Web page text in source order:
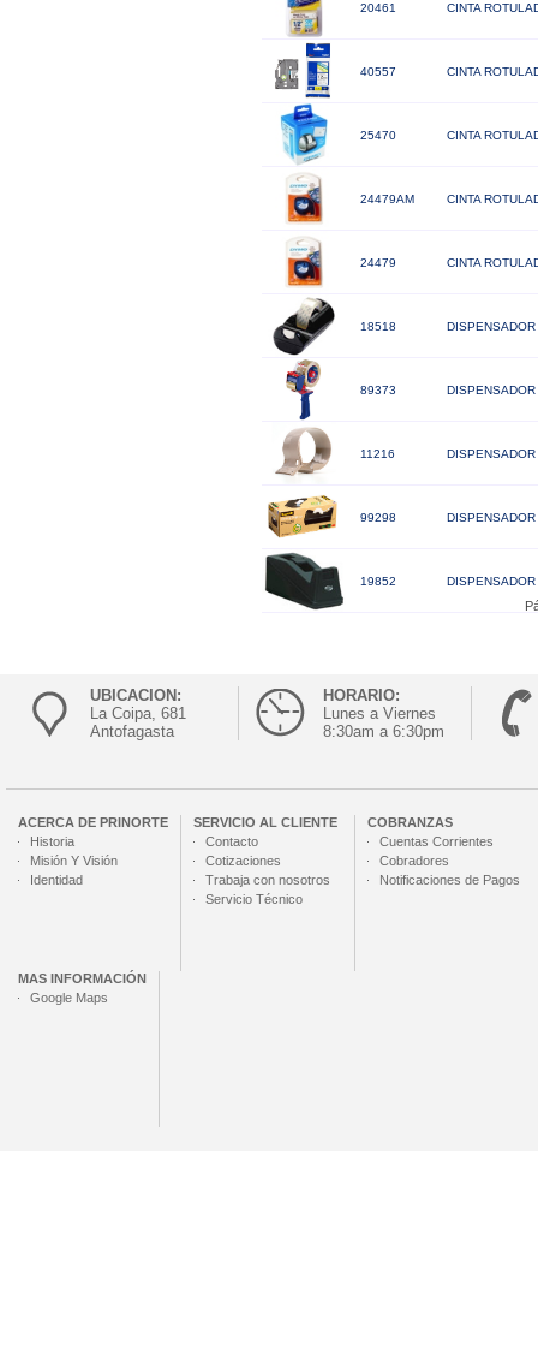
20461 CINTA
40557 CINTA
25470 CINTA
24479AM CINTA
24479 CINTA
18518
89373
11216
99298
19852
UBICACION:
La Coipa, 681
Antofagasta
HORARIO:
Lunes a Viernes
8:30am a 6:30pm
ACERCA DE PRINORTE
Historia
Misión Y Visión
Identidad
SERVICIO AL CLIENTE
Contacto
Cotizaciones
Trabaja con nosotros
Servicio Técnico
COBRANZAS
Cuentas Corrientes
Cobradores
Notificaciones de Pagos
MAS INFORMACIÓN
Google Maps